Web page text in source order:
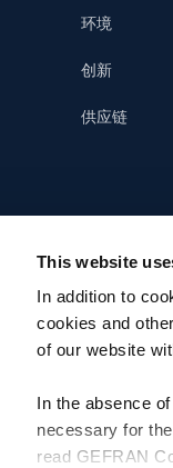
This website
In addition to
cookies and
of our website
In the absence
necessary for
read GEFRAN
环境
创新
供应链
d'Iseo, Brescia -
- Codice